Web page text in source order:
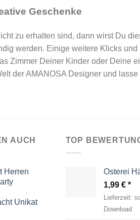
Geschenke
zu erhalten sind, dann wirst Du
werden. Einige weitere Klicks und
Zimmer Deiner Kinder oder Deine
der AMANOSA Designer und lasse
AUCH
Herren
Unikat
TOP
Osterei
1,99 €
Lieferzeit:
Download